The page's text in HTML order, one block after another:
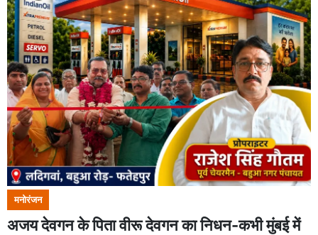
मनोरंजन
अजय देवगन के पिता वीरू देवगन का निधन-कभी मुंबई में